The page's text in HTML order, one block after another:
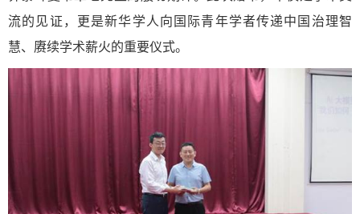
流的见证，更是新华学人向国际青年学者传递中国治理智
慧、赓续学术薪火的重要仪式。